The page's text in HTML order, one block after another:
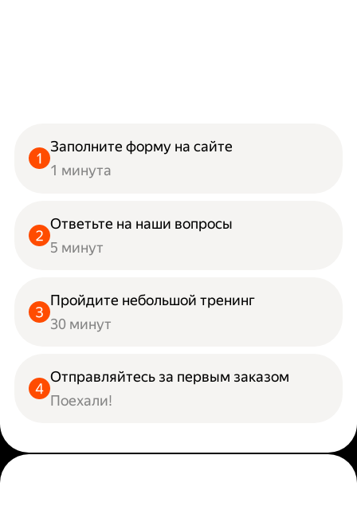
Заполните форму на сайте
1 минута
Ответьте на наши вопросы
5 минут
Пройдите небольшой тренинг
30 минут
Отправляйтесь за первым заказом
Поехали!